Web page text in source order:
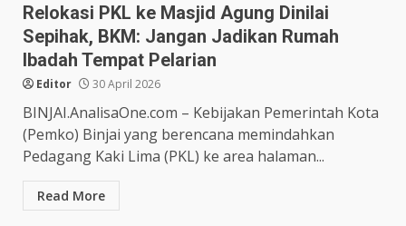
Relokasi PKL ke Masjid Agung Dinilai
Sepihak, BKM: Jangan Jadikan Rumah
Ibadah Tempat Pelarian
Editor 30 April 2026
BINJAI.AnalisaOne.com – Kebijakan Pemerintah Kota
(Pemko) Binjai yang berencana memindahkan
Pedagang Kaki Lima (PKL) ke area halaman...
Read More